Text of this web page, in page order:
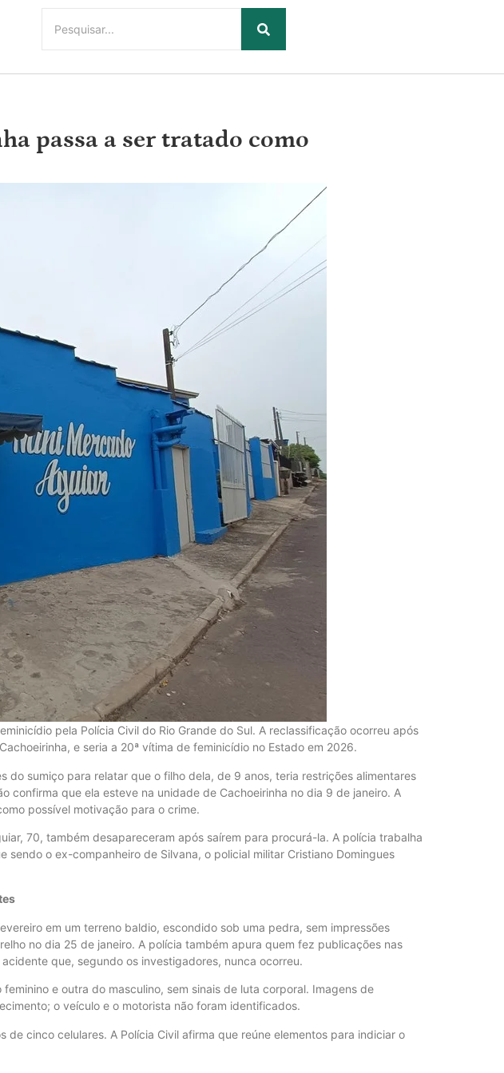
passa a ser tratado como
pela Polícia Civil do Rio Grande do Sul. A reclassificação ocorreu após
e seria a 20ª vítima de feminicídio no Estado em 2026.
do sumiço para relatar que o filho dela, de 9 anos, teria restrições alimentares
confirma que ela esteve na unidade de Cachoeirinha no dia 9 de janeiro. A
possível motivação para o crime.
70, também desapareceram após saírem para procurá-la. A polícia trabalha
o ex-companheiro de Silvana, o policial militar Cristiano Domingues
em um terreno baldio, escondido sob uma pedra, sem impressões
no dia 25 de janeiro. A polícia também apura quem fez publicações nas
que, segundo os investigadores, nunca ocorreu.
e outra do masculino, sem sinais de luta corporal. Imagens de
o veículo e o motorista não foram identificados.
cinco celulares. A Polícia Civil afirma que reúne elementos para indiciar o